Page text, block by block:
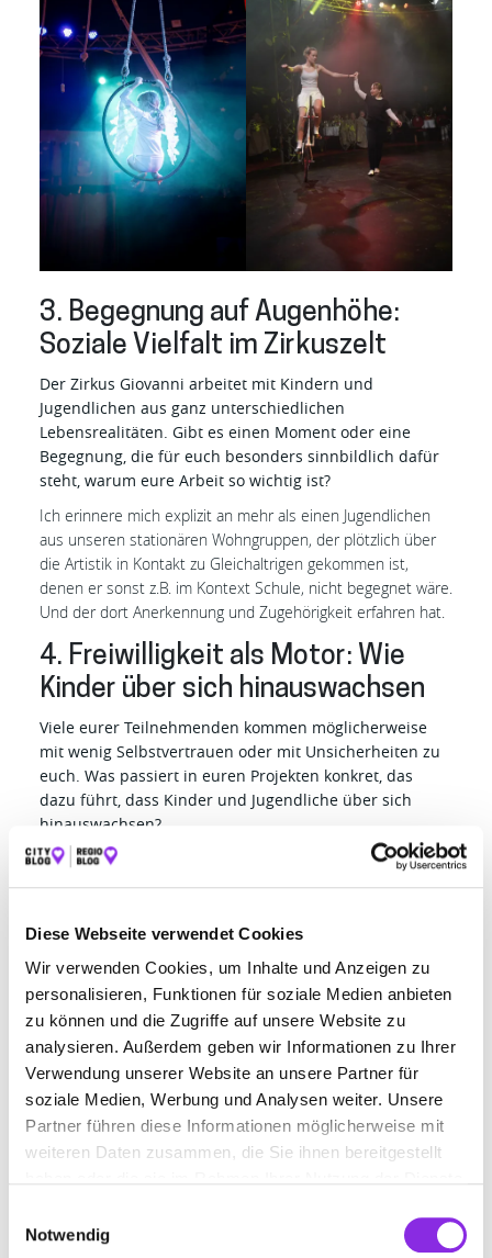
Diese Webseite verwendet Cookies
Wir verwenden Cookies, um Inhalte und Anzeigen zu
personalisieren, Funktionen für soziale Medien anbieten
zu können und die Zugriffe auf unsere Website zu
analysieren. Außerdem geben wir Informationen zu Ihrer
Verwendung unserer Website an unsere Partner für
soziale Medien, Werbung und Analysen weiter. Unsere
Partner führen diese Informationen möglicherweise mit
weiteren Daten zusammen, die Sie ihnen bereitgestellt
Notwendig
3. Begegnung auf Augenhöhe:
Soziale Vielfalt im Zirkuszelt
Der Zirkus Giovanni arbeitet mit Kindern und
Jugendlichen aus ganz unterschiedlichen
Lebensrealitäten. Gibt es einen Moment oder eine
Begegnung, die für euch besonders sinnbildlich dafür
steht, warum eure Arbeit so wichtig ist?
Ich erinnere mich explizit an mehr als einen Jugendlichen
aus unseren stationären Wohngruppen, der plötzlich über
die Artistik in Kontakt zu Gleichaltrigen gekommen ist,
denen er sonst z.B. im Kontext Schule, nicht begegnet wäre.
Und der dort Anerkennung und Zugehörigkeit erfahren hat.
4. Freiwilligkeit als Motor: Wie
Kinder über sich hinauswachsen
Viele eurer Teilnehmenden kommen möglicherweise
mit wenig Selbstvertrauen oder mit Unsicherheiten zu
euch. Was passiert in euren Projekten konkret, das
dazu führt, dass Kinder und Jugendliche über sich
hinauswachsen?
Wir haben den Luxus, viel mit Freiwilligkeit Arbeiten zu
dürfen. Wer erstmal eher zurückgezogen mit Jonglage-
beispielsweise tun. Und dann darf die Person im eigenen
Gruppe oder mit Körperkontakt auszuprobieren. Viele
Requisiten wie ein Trapez haben einen hohen
Aufforderungscharakter. Teilnehmende sehen Bewegungen,
welche sie lernen „möchten“, nicht „sollen“.
5. Die langfristige Wirkung der
Jugendarbeit: Selbstbewusstsein
und Gelassenheit
und Jugendlichen beobachtet, die regelmäßig an euren
Projekten teilnehmen?